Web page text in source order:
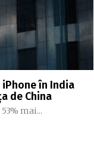
în India
de China
mai...